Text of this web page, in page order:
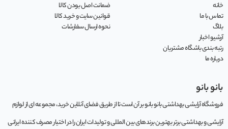
خانه
تماس با ما
بلاگ
آرشیو اخبار
رتبه بندی باشگاه مشتریان
درباره ما
ضمانت اصل بودن کالا
قوانین سایت و خرید کالا
نحوه ارسال سفارشات
بانو بانو
فروشگاه آرایشی بهداشتی بانو بانو بر آن است تا از طریق فضای آنلاین خرید، مجموعه‌ ای از لوازم
آرایشی و بهداشتی برتر بهترین برندهای بین المللی و تولیدات ایران را در اختیار مصرف کننده ایرانی